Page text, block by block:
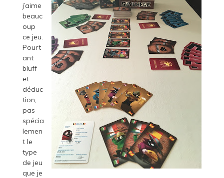
j’aime
beauc
oup
ce jeu.
Pourt
ant
bluff
et
déduc
tion,
pas
spécia
lemen
t le
type
de jeu
que je